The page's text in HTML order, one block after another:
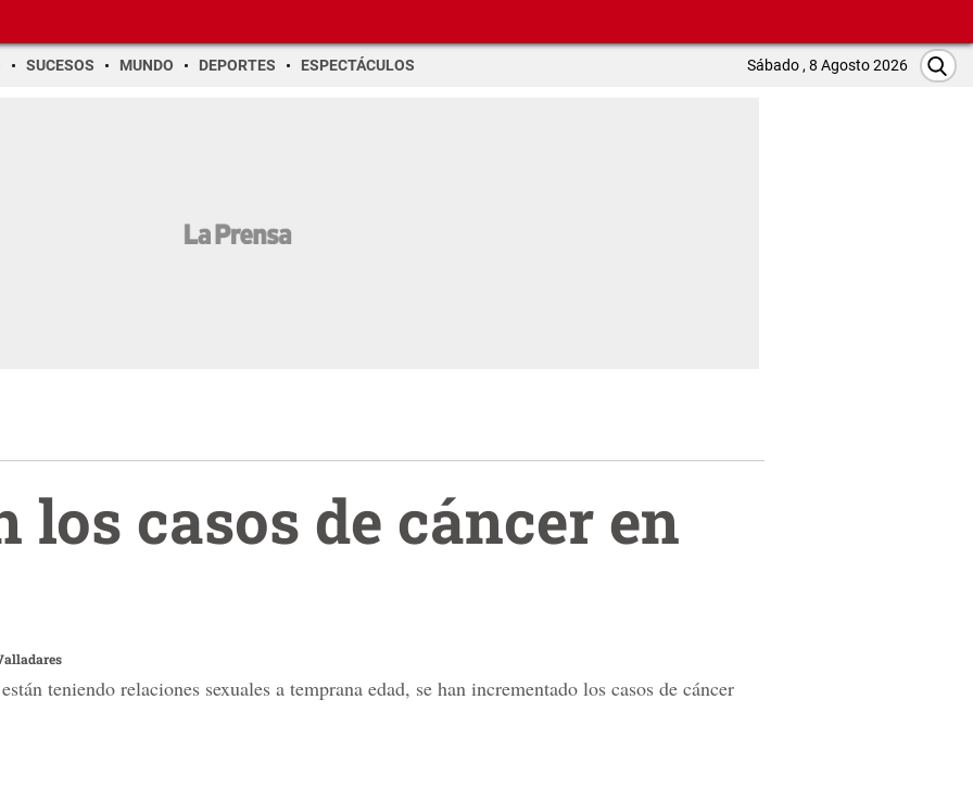
SUCESOS MUNDO DEPORTES ESPECTÁCULOS Sábado , 8 Agosto 2026
los casos de cáncer en
teniendo relaciones sexuales a temprana edad, se han incrementado los casos de cáncer